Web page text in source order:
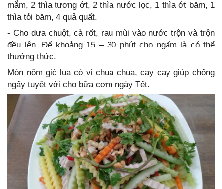
mắm, 2 thìa tương ớt, 2 thìa nước lọc, 1 thìa ớt băm, 1
thìa tỏi băm, 4 quả quất.
- Cho dưa chuột, cà rốt, rau mùi vào nước trộn và trộn
đều lên. Để khoảng 15 – 30 phút cho ngấm là có thể
thưởng thức.
Món nộm giò lụa có vị chua chua, cay cay giúp chống
ngấy tuyệt vời cho bữa cơm ngày Tết.